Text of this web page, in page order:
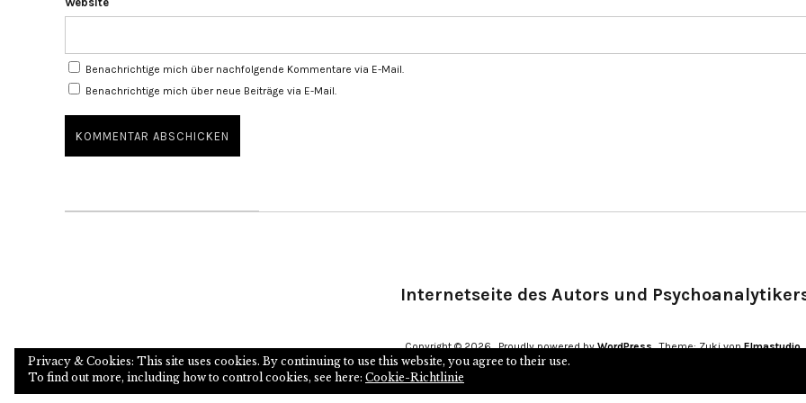
Benachrichtige mich über nachfolgende Kommentare via E-Mail.
Benachrichtige mich über neue Beiträge via E-Mail.
Internetseite des Autors und
Copyright © 2026 Proudly powered byWordPress Theme: Zuki vonElmastudio
Privacy & Cookies: This site uses cookies. By continuing to use this website, you agree to their use.
To find out more, including how to control cookies, see here: Cookie-Richtlinie